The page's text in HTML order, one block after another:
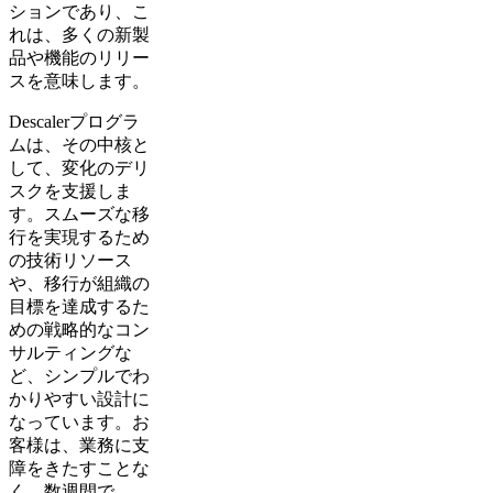
ションであり、こ
れは、多くの新製
品や機能のリリー
スを意味します。
Descalerプログラ
ムは、その中核と
して、変化のデリ
スクを支援しま
す。スムーズな移
行を実現するため
の技術リソース
や、移行が組織の
目標を達成するた
めの戦略的なコン
サルティングな
ど、シンプルでわ
かりやすい設計に
なっています。お
客様は、業務に支
障をきたすことな